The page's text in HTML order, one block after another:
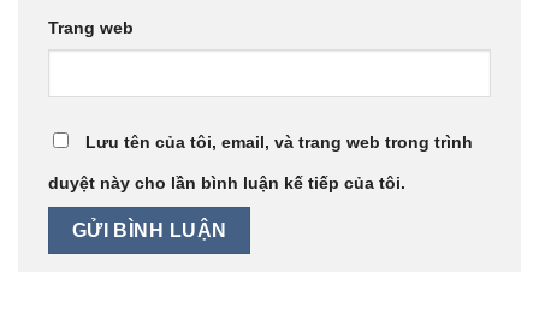
Trang web
Lưu tên của tôi, email, và trang web trong trình
duyệt này cho lần bình luận kế tiếp của tôi.